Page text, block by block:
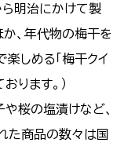
ら明治にかけて製
、年代物の梅干を
楽しめる「梅干クイ
ります。）
桜の塩漬けなど、
た商品の数々は国